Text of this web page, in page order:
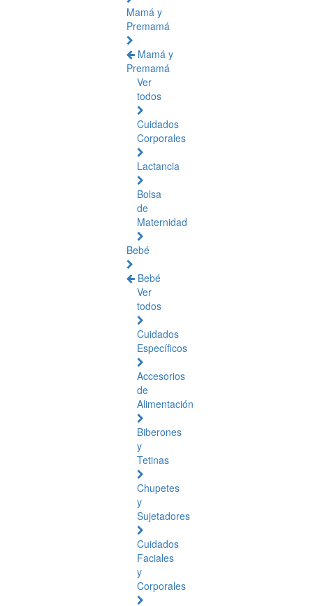
Mamá y
Premamá
Mamá y
Premamá
Ver
todos
Cuidados
Corporales
Lactancia
Bolsa
de
Maternidad
Bebé
Bebé
Ver
todos
Cuidados
Específicos
Accesorios
de
Alimentación
Biberones
y
Tetinas
Chupetes
y
Sujetadores
Cuidados
Faciales
y
Corporales